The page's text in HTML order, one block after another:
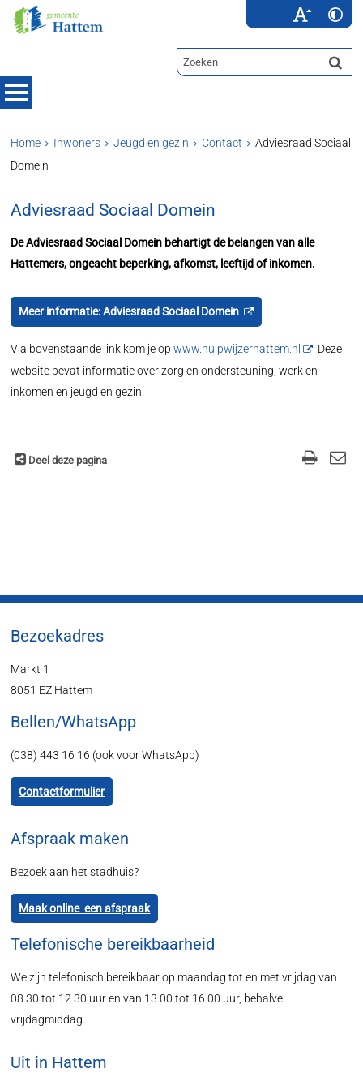
Home Inwoners Jeugd en gezin Contact
Adviesraad Sociaal
Domein
Adviesraad Sociaal Domein
De Adviesraad Sociaal Domein behartigt de belangen van alle
Hattemers, ongeacht beperking, afkomst, leeftijd of inkomen.
Meer informatie: Adviesraad Sociaal Domein
Via bovenstaande link kom je opwww.hulpwijzerhattem.nl
. Deze
website bevat informatie over zorg en ondersteuning, werk en
inkomen en jeugd en gezin.
Deel deze pagina
Bezoekadres
Markt 1
8051 EZ Hattem
Bellen/WhatsApp
(038) 443 16 16 (ook voor WhatsApp)
Contactformulier
Afspraak maken
Bezoek aan het stadhuis?
Maak online een afspraak
Telefonische bereikbaarheid
We zijn telefonisch bereikbaar op maandag tot en met vrijdag van
08.30 tot 12.30 uur en van 13.00 tot 16.00 uur, behalve
vrijdagmiddag.
Uit in Hattem